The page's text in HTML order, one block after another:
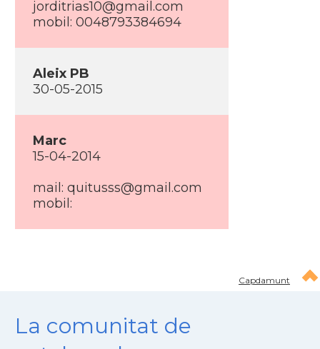
jorditrias10@gmail.com
mobil: 0048793384694
Aleix PB
30-05-2015
Marc
15-04-2014
mail: quitusss@gmail.com
mobil:
Capdamunt
La comunitat de